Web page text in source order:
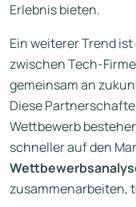
Erlebnis bieten.
Ein weiterer Trend
zwischen Tech-
gemeinsam an
Diese
Wettbewerb
schneller auf den
zusammenarbeiten,